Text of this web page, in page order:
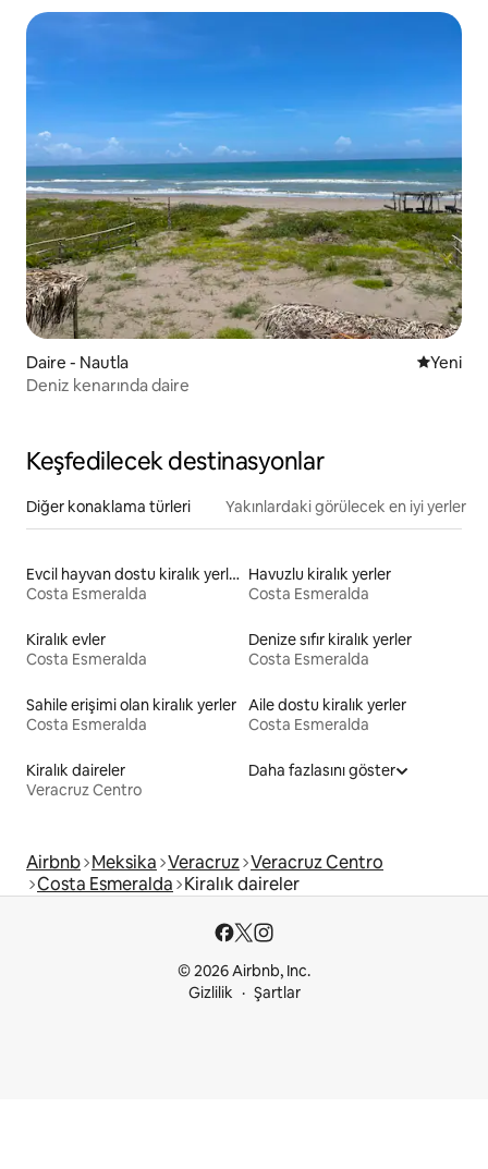
Daire - Nautla Yeni
Yeni
Deniz kenarında daire
Keşfedilecek destinasyonlar
Diğer konaklama türleri Yakınlardaki görülecek en iyi yerler
Evcil hayvan dostu kiralık yerler
Costa Esmeralda
Havuzlu kiralık yerler
Costa Esmeralda
Kiralık evler
Costa Esmeralda
Denize sıfır kiralık yerler
Costa Esmeralda
Sahile erişimi olan kiralık yerler
Costa Esmeralda
Aile dostu kiralık yerler
Costa Esmeralda
Kiralık daireler
Veracruz Centro
Daha fazlasını göster
Airbnb Meksika Veracruz Veracruz Centro
Costa Esmeralda Kiralık daireler
© 2026 Airbnb, Inc.
Gizlilik
Şartlar